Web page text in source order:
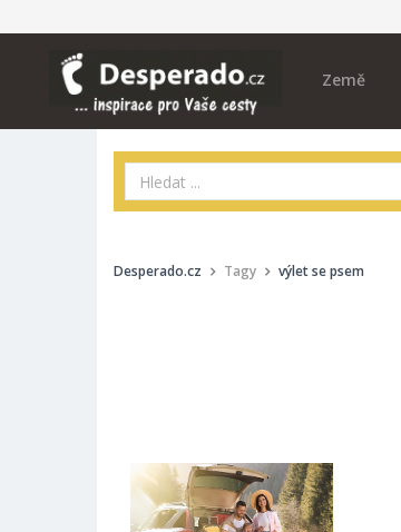
Země
Desperado.cz Tagy výlet se psem